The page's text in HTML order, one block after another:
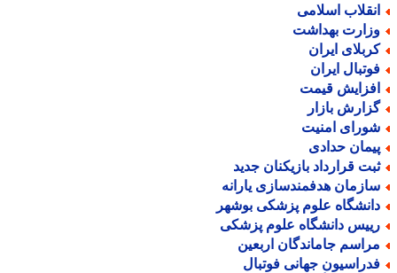
اسلامی
بهداشت
ایران
ایران
قیمت
بازار
امنیت
حدادی
قرارداد بازیکنان جدید
هدفمندسازی یارانه
علوم پزشکی بوشهر
دانشگاه علوم پزشکی
جاماندگان اربعین
جهانی فوتبال